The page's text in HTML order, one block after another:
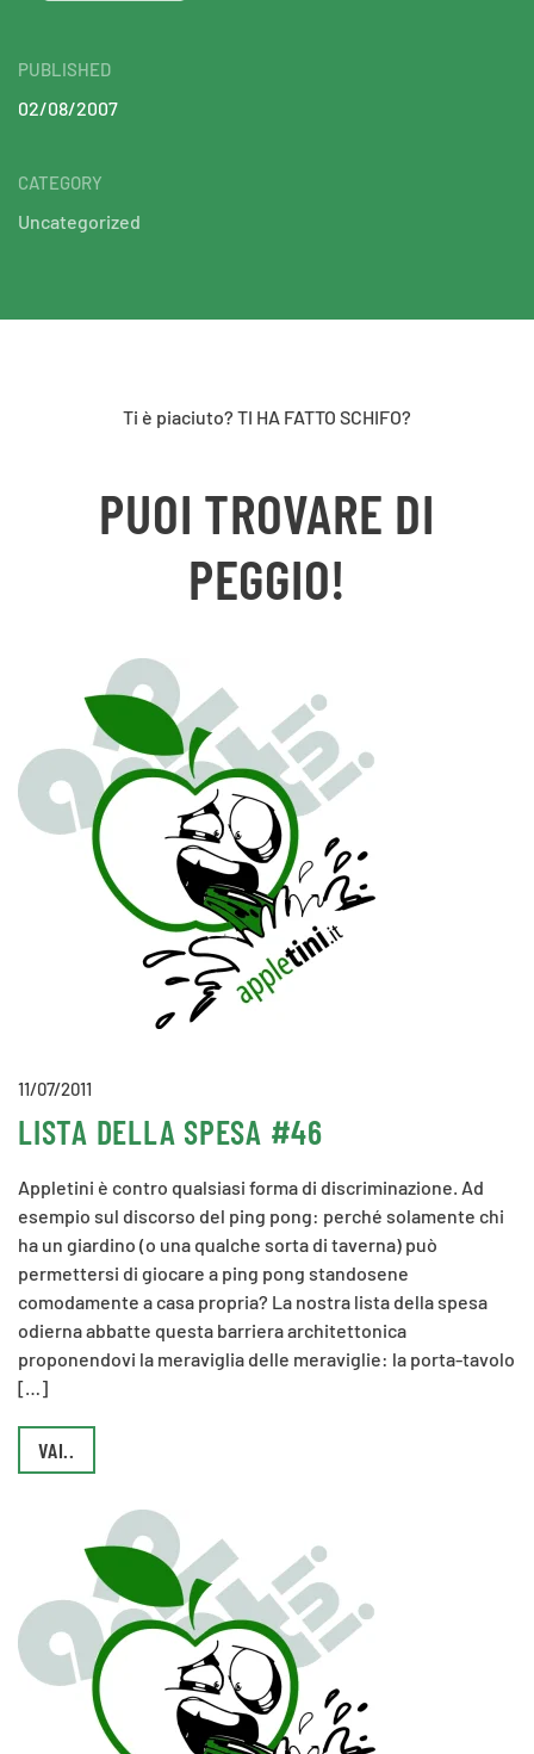
PUBLISHED
02/08/2007
CATEGORY
Uncategorized
Ti è piaciuto? TI HA FATTO SCHIFO?
PUOI TROVARE DI
PEGGIO!
11/07/2011
LISTA DELLA SPESA #46
Appletini è contro qualsiasi forma di discriminazione. Ad
esempio sul discorso del ping pong: perché solamente chi
ha un giardino (o una qualche sorta di taverna) può
permettersi di giocare a ping pong standosene
comodamente a casa propria? La nostra lista della spesa
odierna abbatte questa barriera architettonica
proponendovi la meraviglia delle meraviglie: la porta-tavolo
[…]
VAI..